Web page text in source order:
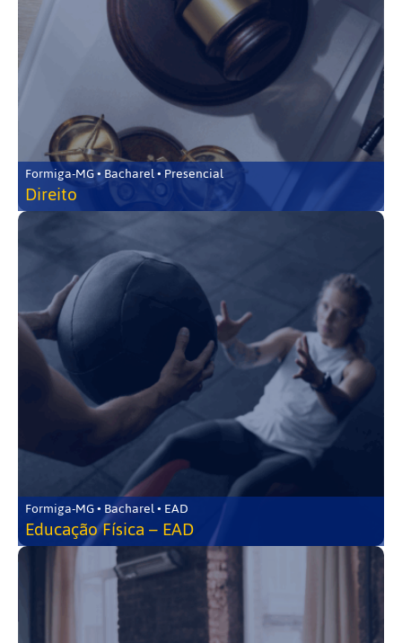
Formiga-MG • Bacharel • Presencial
Direito
Formiga-MG • Bacharel • EAD
Educação Física – EAD